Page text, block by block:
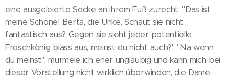
eine ausgeleierte Socke an ihrem Fuß zurecht. "Das ist
meine Schöne! Berta, die Unke. Schaut sie nicht
fantastisch aus? Gegen sie sieht jeder potentielle
Froschkönig blass aus, meinst du nicht auch?" "Na wenn
du meinst", murmele ich eher ungläubig und kann mich bei
dieser Vorstellung nicht wirklich überwinden, die Dame